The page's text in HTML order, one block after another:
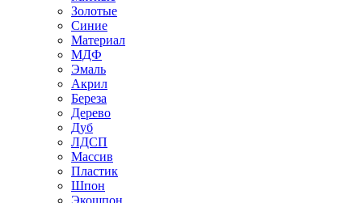
Золотые
Синие
Материал
МДФ
Эмаль
Акрил
Береза
Дерево
Дуб
ЛДСП
Массив
Пластик
Шпон
Экошпон